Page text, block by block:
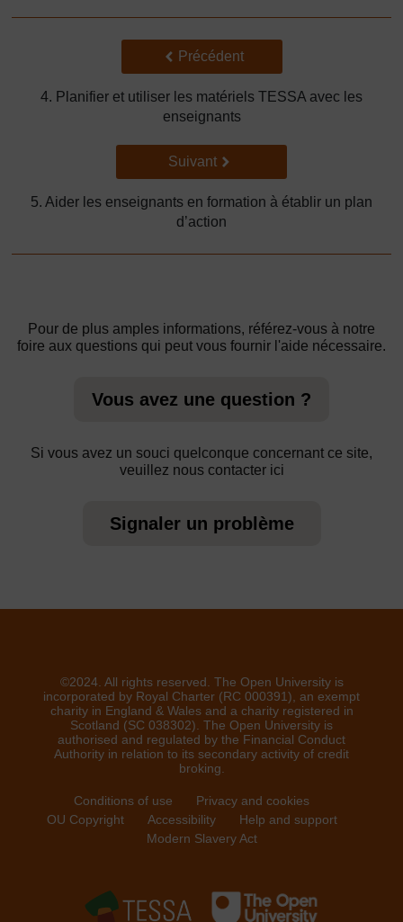
Précédent
Précédent
4. Planifier et utiliser les matériels TESSA avec les
enseignants
Suivant
Suivant
5. Aider les enseignants en formation à établir un plan
d’action
Pour de plus amples informations, référez-vous à notre
foire aux questions qui peut vous fournir l'aide nécessaire.
Vous avez une question ?
Si vous avez un souci quelconque concernant ce site,
veuillez nous contacter ici
Signaler un problème
©2024. All rights reserved. The Open University is
incorporated by Royal Charter (RC 000391), an exempt
charity in England & Wales and a charity registered in
Scotland (SC 038302). The Open University is
authorised and regulated by the Financial Conduct
Authority in relation to its secondary activity of credit
broking.
Conditions of use
Privacy and cookies
OU Copyright
Accessibility
Help and support
Modern Slavery Act